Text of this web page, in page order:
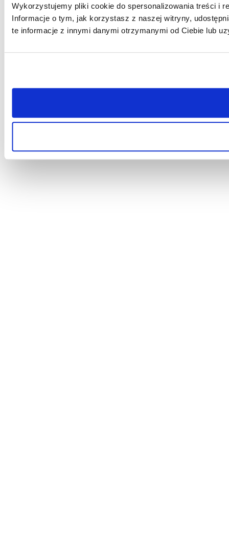
Wykorzystujemy pliki cookie do spersonalizowania treści i
Informacje o tym, jak korzystasz z naszej witryny,
te informacje z innymi danymi otrzymanymi od Ciebie lub